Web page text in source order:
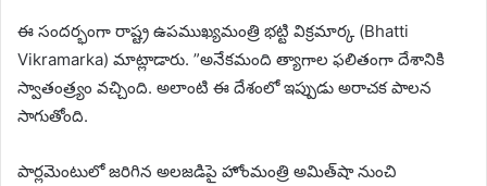
ఈ సందర్భంగా రాష్ట్ర ఉపముఖ్యమంత్రి భట్టి విక్రమార్క (Bhatti
Vikramarka) మాట్లాడారు. ”అనేకమంది త్యాగాల ఫలితంగా దేశానికి
స్వాతంత్ర్యం వచ్చింది. అలాంటి ఈ దేశంలో ఇప్పుడు అరాచక పాలన
సాగుతోంది.
పార్లమెంటులో జరిగిన అలజడిపై హోంమంత్రి అమిత్‌షా నుంచి